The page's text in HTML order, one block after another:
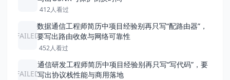
412人看过
FAILED
数据通信工程师简历中项目经验别再只写“配路由器”，
要写出路由收敛与网络可靠性
452人看过
FAILED
通信研发工程师简历中项目经验别再只写“写代码”，要
写出协议栈性能与商用落地